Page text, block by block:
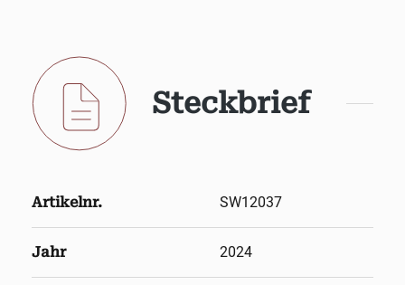
Steckbrief
Artikelnr. SW12037
Jahr 2024